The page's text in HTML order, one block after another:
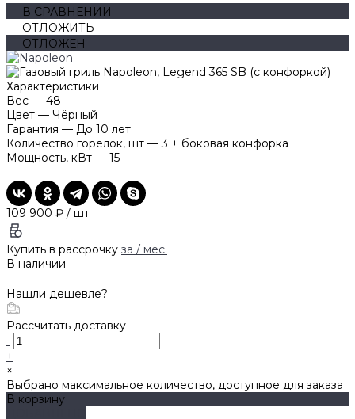
В СРАВНЕНИИ
ОТЛОЖИТЬ
ОТЛОЖЕН
Характеристики
Вес — 48
Цвет — Чёрный
Гарантия — До 10 лет
Количество горелок, шт — 3 + боковая конфорка
Мощность, кВт — 15
109 900 ₽ / шт
Купить в рассрочку за / мес.
В наличии
Нашли дешевле?
Рассчитать доставку
-
+
×
Выбрано максимальное количество, доступное для заказа
В корзину